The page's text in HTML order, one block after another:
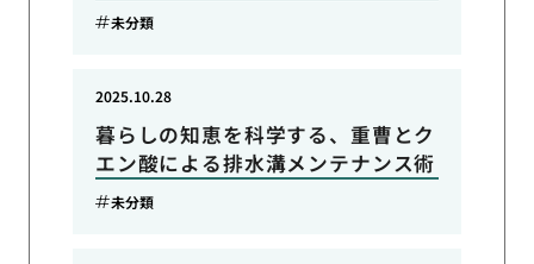
未分類
暮らしの知恵を科学する、重曹とク
エン酸による排水溝メンテナンス術
2025.10.28
未分類